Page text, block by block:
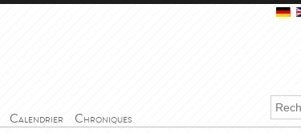
Calendrier Chroniques